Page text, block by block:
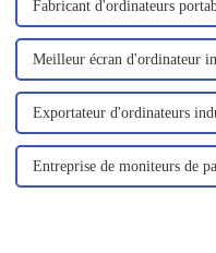
Fabricant d'ordinateurs
Meilleur écran d'ordinateur
Exportateur d'ordinateurs
Entreprise de moniteurs de